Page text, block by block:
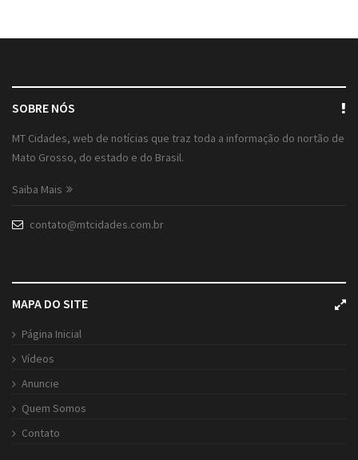
SOBRE NÓS
MT Cidades, web de notícias que traz toda a informação do nortão de
Mato Grosso, do estado e do Brasil.
Saiba Mais
contato@mtcidades.com.br
MAPA DO SITE
Página Inicial
Vídeos
Anuncie
Quem Somos
Contato